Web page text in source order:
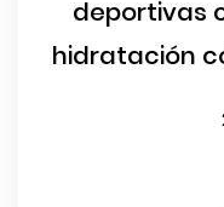
deportivas
hidratación